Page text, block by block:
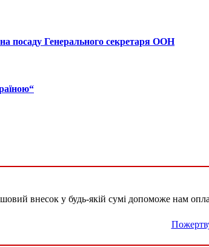
посаду Генерального секретаря ООН
внесок у будь-якій сумі допоможе нам